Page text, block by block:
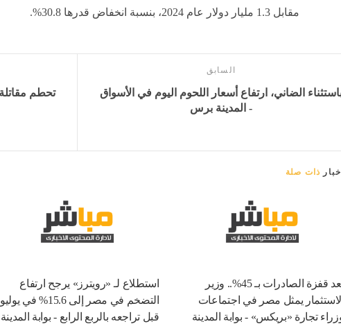
مقابل 1.3 مليار دولار عام 2024، بنسبة انخفاض قدرها 30.8%.
السابق
الضاني، ارتفاع أسعار اللحوم اليوم في الأسواق
- المدينة برس
أخبار ذات صلة
بعد قفزة الصادرات بـ 45%.. وزير
الاستثمار يمثل مصر في اجتماعات
تجارة «بريكس» - بوابة المدينة
استطلاع لـ «رويترز» يرجح ارتفاع
التضخم في مصر إلى 15.6% في يوليو
قبل تراجعه بالربع الرابع - بوابة المدينة